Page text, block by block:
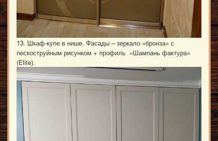
13. Шкаф-купе в нише. Фасады – зеркало «бронза» с
пескоструйным рисунком + профиль «Шампань фактура»
(Elite).